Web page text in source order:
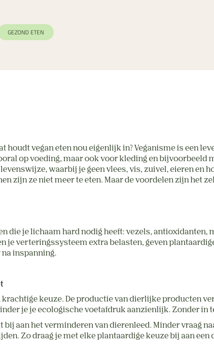
GEZOND ETEN
houdt vegan eten nou eigenlijk in? Veganisme is een
op voeding, maar ook voor kleding en bijvoorbeeld
waarbij je geen vlees, vis, zuivel, eieren en
zijn ze niet meer te eten. Maar de voordelen zijn het
die je lichaam hard nodig heeft: vezels,
je verteringssysteem extra belasten, geven
inspanning.
krachtige keuze. De productie van dierlijke producten
je je ecologische voetafdruk aanzienlijk. Zonder in
bij aan het verminderen van dierenleed. Minder vraag
Zo draag je met elke plantaardige keuze bij aan